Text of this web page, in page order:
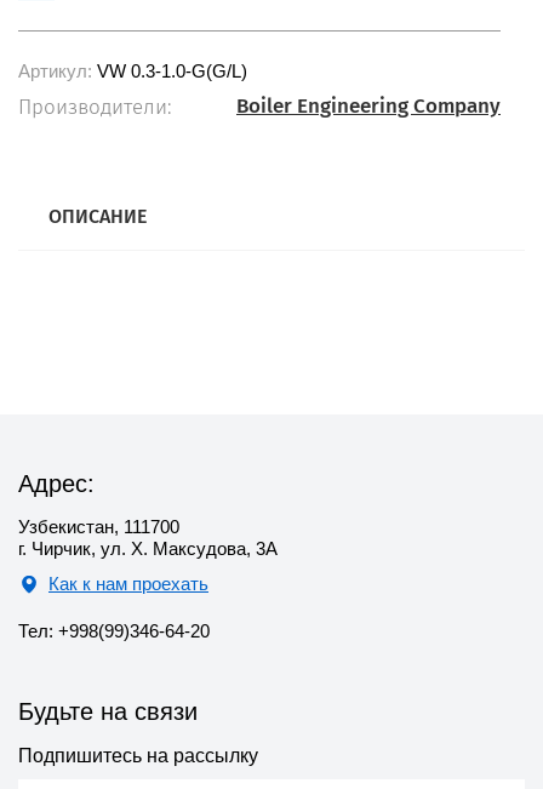
Артикул: VW 0.3-1.0-G(G/L)
Производители: Boiler Engineering Company
ОПИСАНИЕ
Адрес:
Узбекистан, 111700
г. Чирчик, ул. Х. Максудова, 3А
Как к нам проехать
Тел: +998(99)346-64-20
Будьте на связи
Подпишитесь на рассылку